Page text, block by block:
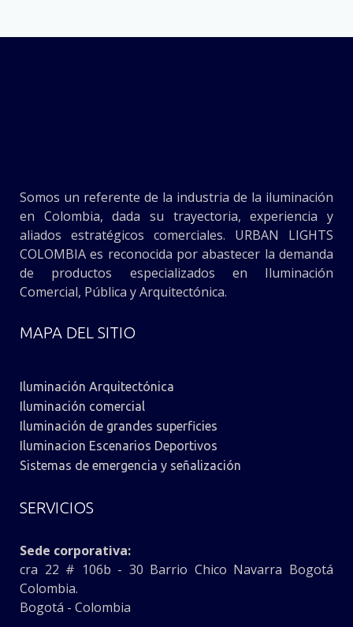
Somos un referente de la industria de la iluminación
en Colombia, dada su trayectoria, experiencia y
aliados estratégicos comerciales. URBAN LIGHTS
COLOMBIA es reconocida por abastecer la demanda
de productos especializados en Iluminación
Comercial, Pública y Arquitectónica.
MAPA DEL SITIO
Iluminación Arquitectónica
Iluminación comercial
Iluminación de grandes superficies
Iluminacion Escenarios Deportivos
Sistemas de emergencia y señalización
SERVICIOS
Sede corporativa:
cra 22 # 106b - 30 Barrio Chico Navarra Bogotá
Colombia.
Bogotá - Colombia